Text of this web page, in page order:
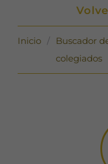
Inicio / Buscador
colegiados